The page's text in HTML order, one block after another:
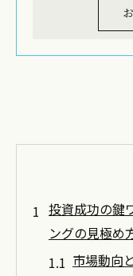
投資成功の鍵
ングの見極め
市場動向